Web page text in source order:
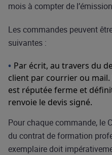
mois à compter de
Les commandes peuvent
suivantes :
Par écrit, au travers du
client par courrier ou mail.
est réputée ferme et
renvoie le devis signé.
Pour chaque commande, le
du contrat de formation
exemplaire doit